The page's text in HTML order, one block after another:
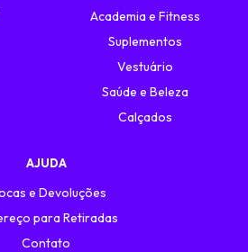
Academia e Fitness
Suplementos
Vestuário
Saúde e Beleza
Calçados
AJUDA
e Devoluções
para Retiradas
Contato